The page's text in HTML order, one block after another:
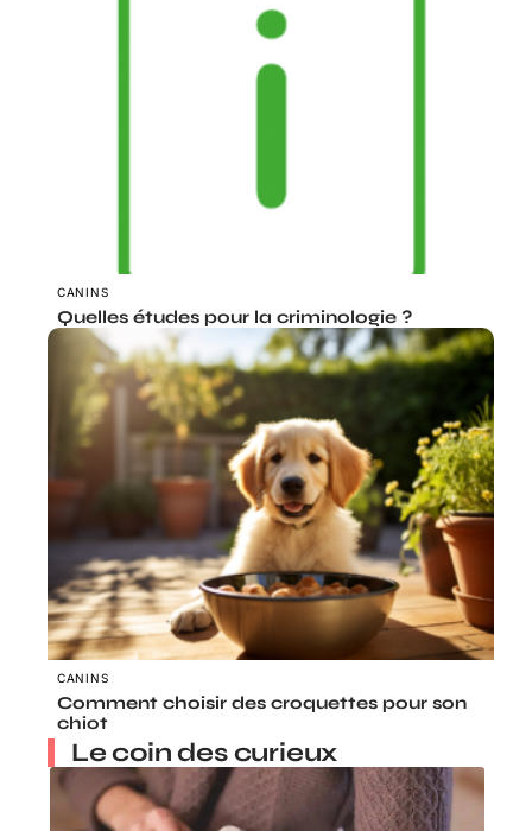
CANINS
Quelles études pour la criminologie ?
CANINS
Comment choisir des croquettes pour son
chiot
Le coin des curieux